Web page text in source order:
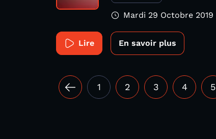
Mardi 29 Octobre 2019
Lire En savoir plus
1 2 3 4 5